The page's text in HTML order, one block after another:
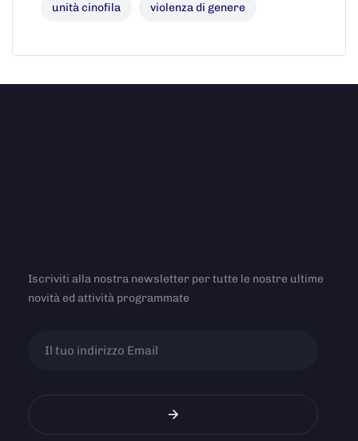
unità cinofila violenza di genere
Iscriviti alla nostra newsletter per tutte le nostre ultime
novità ed attività programmate